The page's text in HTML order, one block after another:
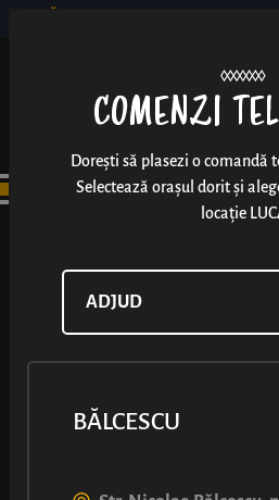
COMENZI
Dorești să plasezi o comandă
Selectează orașul dorit și
locație
BĂLCESCU